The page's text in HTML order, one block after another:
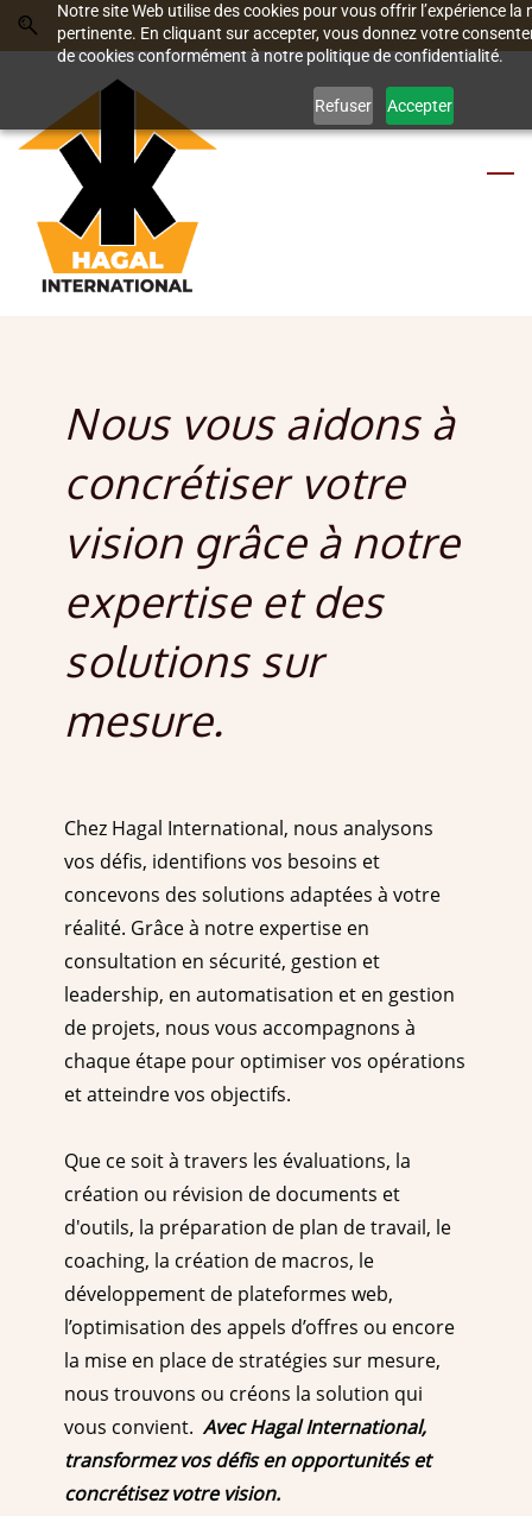
Notre site Web utilise des cookies pour vous offrir l’expérience la
pertinente. En cliquant sur accepter, vous donnez votre
de cookies conformément à notre politique de confidentialité.
Refuser Accepter
Skip
to
Skip
to
content
Nous vous aidons à
concrétiser votre
vision grâce à notre
expertise et des
solutions sur
mesure.
Chez Hagal International, nous analysons
vos défis, identifions vos besoins et
concevons des solutions adaptées à votre
réalité. Grâce à notre expertise en
consultation en sécurité, gestion et
leadership, en automatisation et en gestion
de projets, nous vous accompagnons à
chaque étape pour optimiser vos opérations
et atteindre vos objectifs.
Que ce soit à travers les évaluations, la
création ou révision de documents et
d'outils, la préparation de plan de travail, le
coaching, la création de macros, le
développement de plateformes web,
l’optimisation des appels d’offres ou encore
la mise en place de stratégies sur mesure,
nous trouvons ou créons la solution qui
vous convient.Avec Hagal International,
transformez vos défis en opportunités et
concrétisez votre vision.